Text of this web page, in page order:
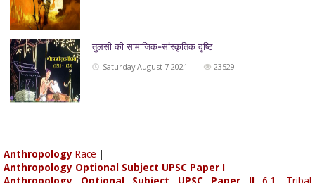
तुलसी की सामाजिक-सांस्कृतिक दृष्टि
Saturday August 7 2021
23529
Anthropology Race |
Anthropology Optional Subject UPSC Paper I